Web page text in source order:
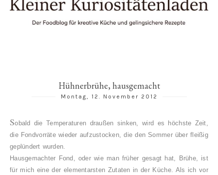
Hühnerbrühe, hausgemacht
Montag, 12. November 2012
Sobald die Temperaturen draußen sinken, wird es höchste Zeit,
die Fondvorräte wieder aufzustocken, die den Sommer über fleißig
geplündert wurden.
Hausgemachter Fond, oder wie man früher gesagt hat, Brühe, ist
für mich eine der elementarsten Zutaten in der Küche. Als ich vor